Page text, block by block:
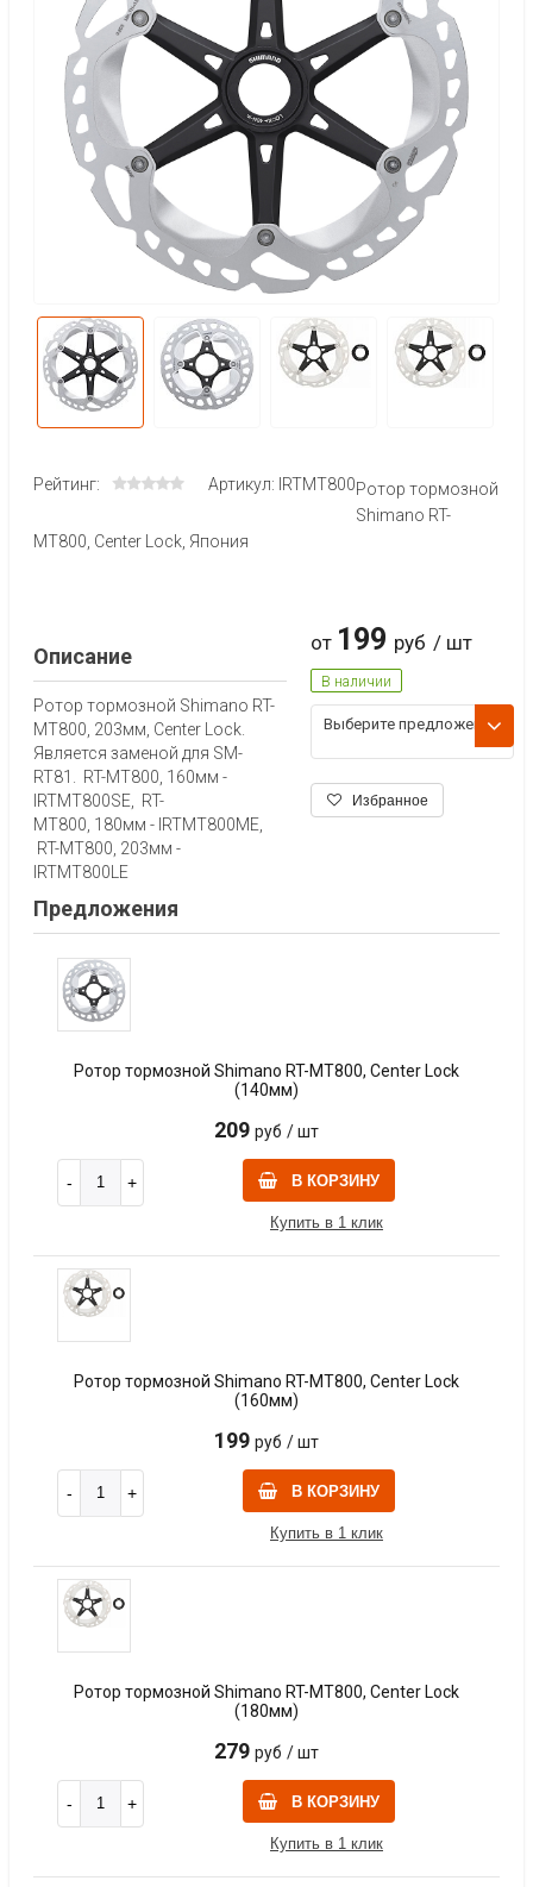
Рейтинг: Артикул: IRTMT800Ротор тормозной
Shimano RT-
MT800, Center Lock, Япония
от 199 руб / шт
В наличии
Выберите предложени
Избранное
Описание
Ротор тормозной Shimano RT-
MT800, 203мм, Center Lock.
Является заменой для SM-
RT81. RT-MT800, 160мм -
IRTMT800SE, RT-
MT800, 180мм - IRTMT800ME,
RT-MT800, 203мм -
IRTMT800LE
Предложения
Ротор тормозной Shimano RT-MT800, Center Lock
(140мм)
209 руб / шт
В КОРЗИНУ
Купить в 1 клик
Ротор тормозной Shimano RT-MT800, Center Lock
(160мм)
199 руб / шт
В КОРЗИНУ
Купить в 1 клик
Ротор тормозной Shimano RT-MT800, Center Lock
(180мм)
279 руб / шт
В КОРЗИНУ
Купить в 1 клик